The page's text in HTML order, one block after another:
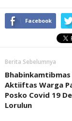
Facebook
Berita Sebelumnya
Aktiiftas Warga
Posko Covid 19
Lorulun